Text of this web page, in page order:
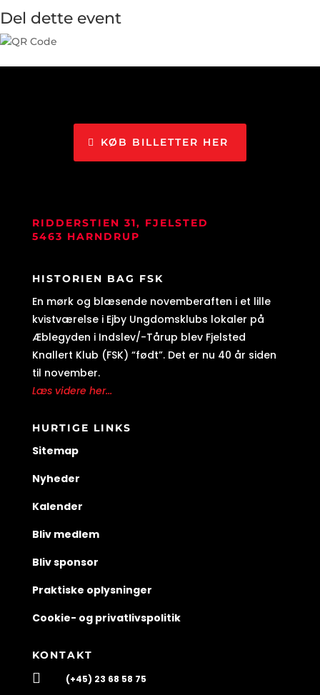
Del dette event
KØB BILLETTER HER
RIDDERSTIEN 31, FJELSTED
5463 HARNDRUP
HISTORIEN BAG FSK
En mørk og blæsende novemberaften i et lille
kvistværelse i Ejby Ungdomsklubs lokaler på
Æblegyden i Indslev/-Tårup blev Fjelsted
Knallert Klub (FSK) “født”. Det er nu 40 år siden
til november.
Læs videre her...
HURTIGE LINKS
Sitemap
Nyheder
Kalender
Bliv medlem
Bliv sponsor
Praktiske oplysninger
Cookie- og privatlivspolitik
KONTAKT
 (+45) 23 68 58 75